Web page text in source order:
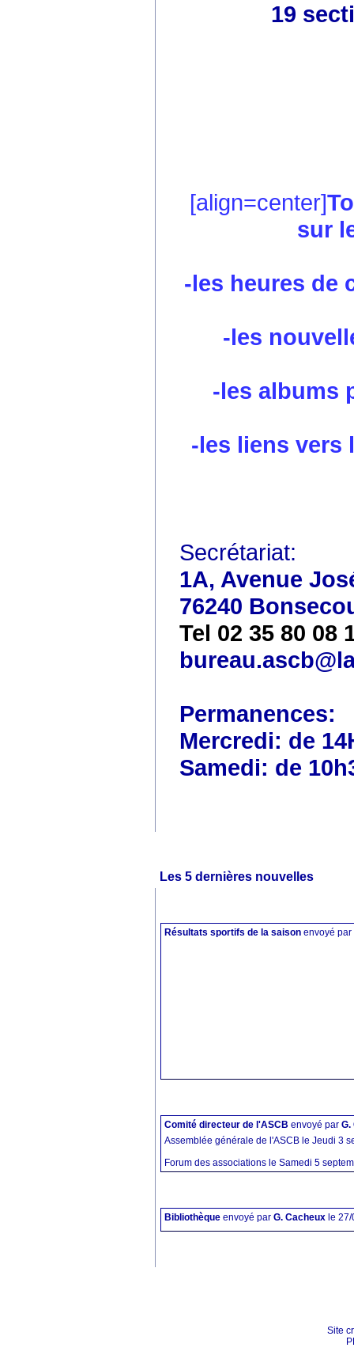
19
[align=center]
sur
-les heures de
-les
-les albums
-les liens vers
Secrétariat:
1A, Avenue
76240
Tel 02 35 80 08
Permanences:
Mercredi: de
Samedi: de
Les 5 dernières nouvelles
Résultats sportifs de la saison envoyé par
Comité directeur de l'ASCB envoyé par G.
Assemblée générale de l'ASCB le Jeudi 3
Forum des associations le Samedi 5
Bibliothèque envoyé par G. Cacheux le
Site